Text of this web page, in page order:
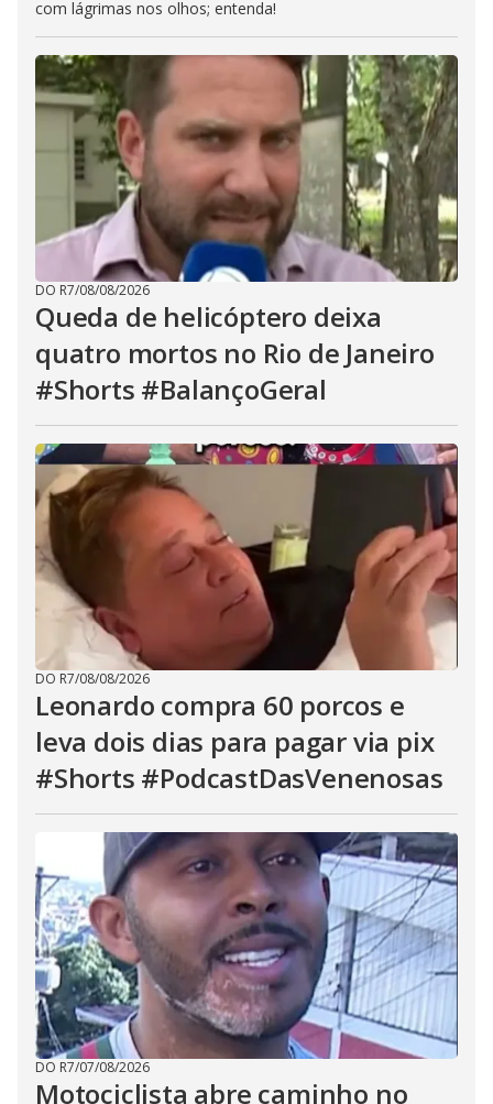
com lágrimas nos olhos; entenda!
DO R7/08/08/2026
Queda de helicóptero deixa
quatro mortos no Rio de Janeiro
#Shorts #BalançoGeral
DO R7/08/08/2026
Leonardo compra 60 porcos e
leva dois dias para pagar via pix
#Shorts #PodcastDasVenenosas
DO R7/07/08/2026
Motociclista abre caminho no